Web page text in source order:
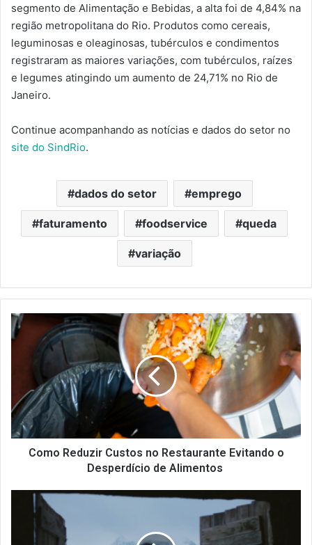
segmento de Alimentação e Bebidas, a alta foi de 4,84% na
região metropolitana do Rio. Produtos como cereais,
leguminosas e oleaginosas, tubérculos e condimentos
registraram as maiores variações, com tubérculos, raízes
e legumes atingindo um aumento de 24,71% no Rio de
Janeiro.
Continue acompanhando as notícias e dados do setor no
site do SindRio.
dados do setor emprego
faturamento foodservice queda
variação
Como
Reduzir
Custos
Restaurante
Evitando
o
Desperdício
de
Alimentos
Como Reduzir Custos no Restaurante Evitando o
Desperdício de Alimentos
Bacalhau
Entenda